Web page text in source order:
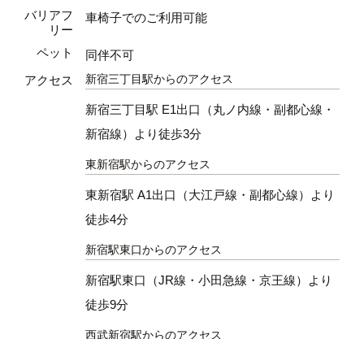
バリアフ
リー
車椅子でのご利用可能
ペット
同伴不可
アクセス
新宿三丁目駅からのアクセス
新宿三丁目駅 E1出口（丸ノ内線・副都心線・
新宿線）より徒歩3分
東新宿駅からのアクセス
東新宿駅 A1出口（大江戸線・副都心線）より
徒歩4分
新宿駅東口からのアクセス
新宿駅東口（JR線・小田急線・京王線）より
徒歩9分
西武新宿駅からのアクセス